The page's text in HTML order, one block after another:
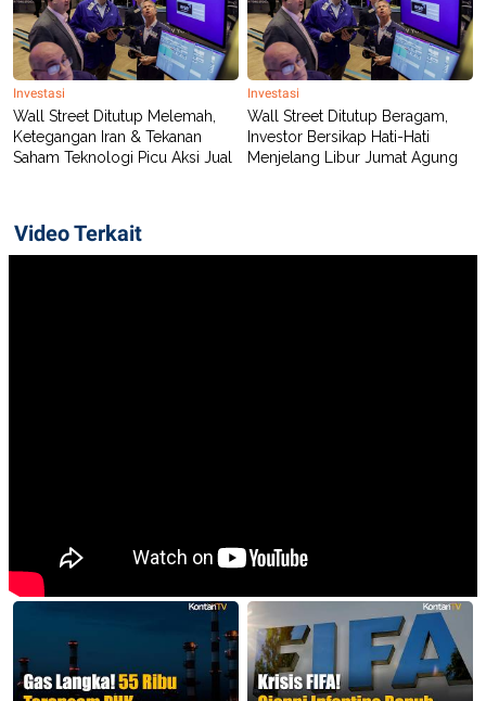
Investasi
Wall Street Ditutup Melemah,
Ketegangan Iran & Tekanan
Saham Teknologi Picu Aksi Jual
Investasi
Wall Street Ditutup Beragam,
Investor Bersikap Hati-Hati
Menjelang Libur Jumat Agung
Video Terkait